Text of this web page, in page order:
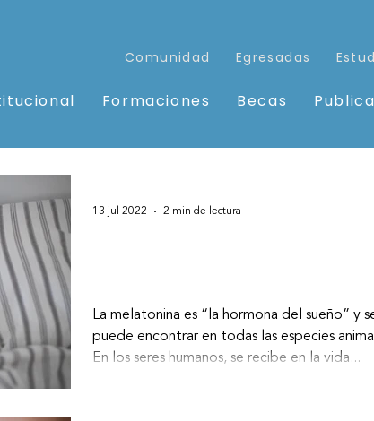
Comunidad Egresadas
Formaciones Becas
La melatonina es “la hormona del sueño” y
puede encontrar en todas las especies
En los seres humanos, se recibe en la vida...
13 jul 2022 2 min de lectura